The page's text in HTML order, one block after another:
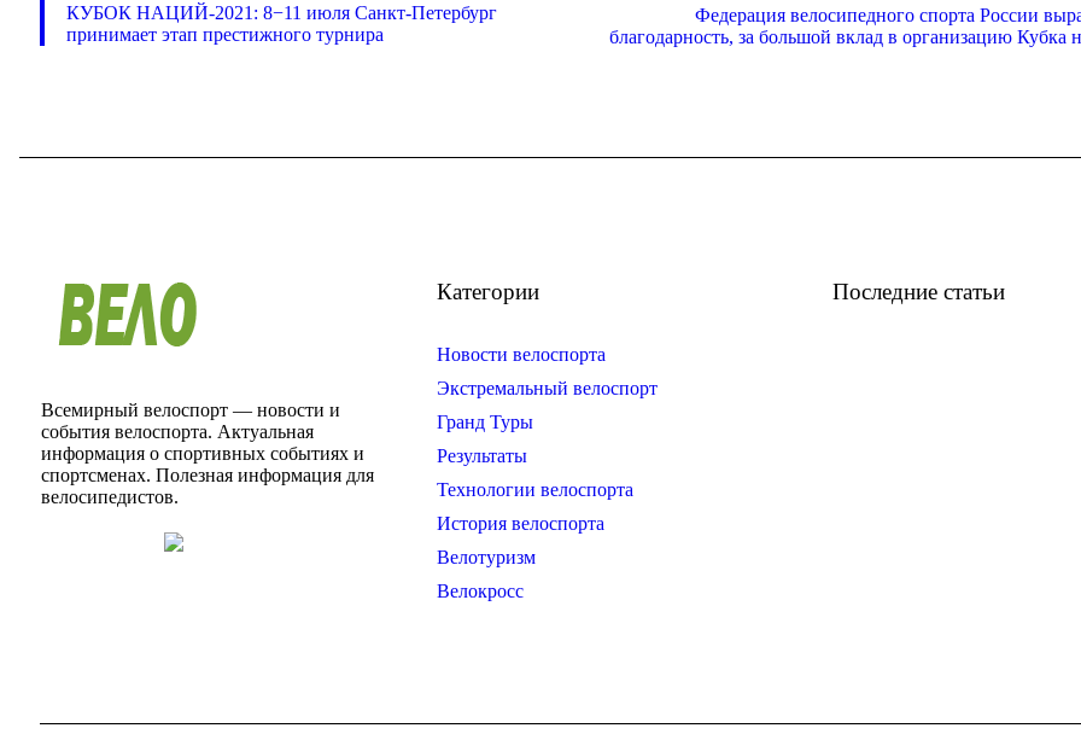
КУБОК НАЦИЙ-2021: 8−11 июля Санкт-Петербург
принимает этап престижного турнира
Федерация велосипедного спорта России
благодарность, за большой вклад в организацию Кубка
Всемирный велоспорт — новости и
события велоспорта. Актуальная
информация о спортивных событиях и
спортсменах. Полезная информация для
велосипедистов.
Категории
Новости велоспорта
Экстремальный велоспорт
Гранд Туры
Результаты
Технологии велоспорта
История велоспорта
Велотуризм
Велокросс
Последние статьи